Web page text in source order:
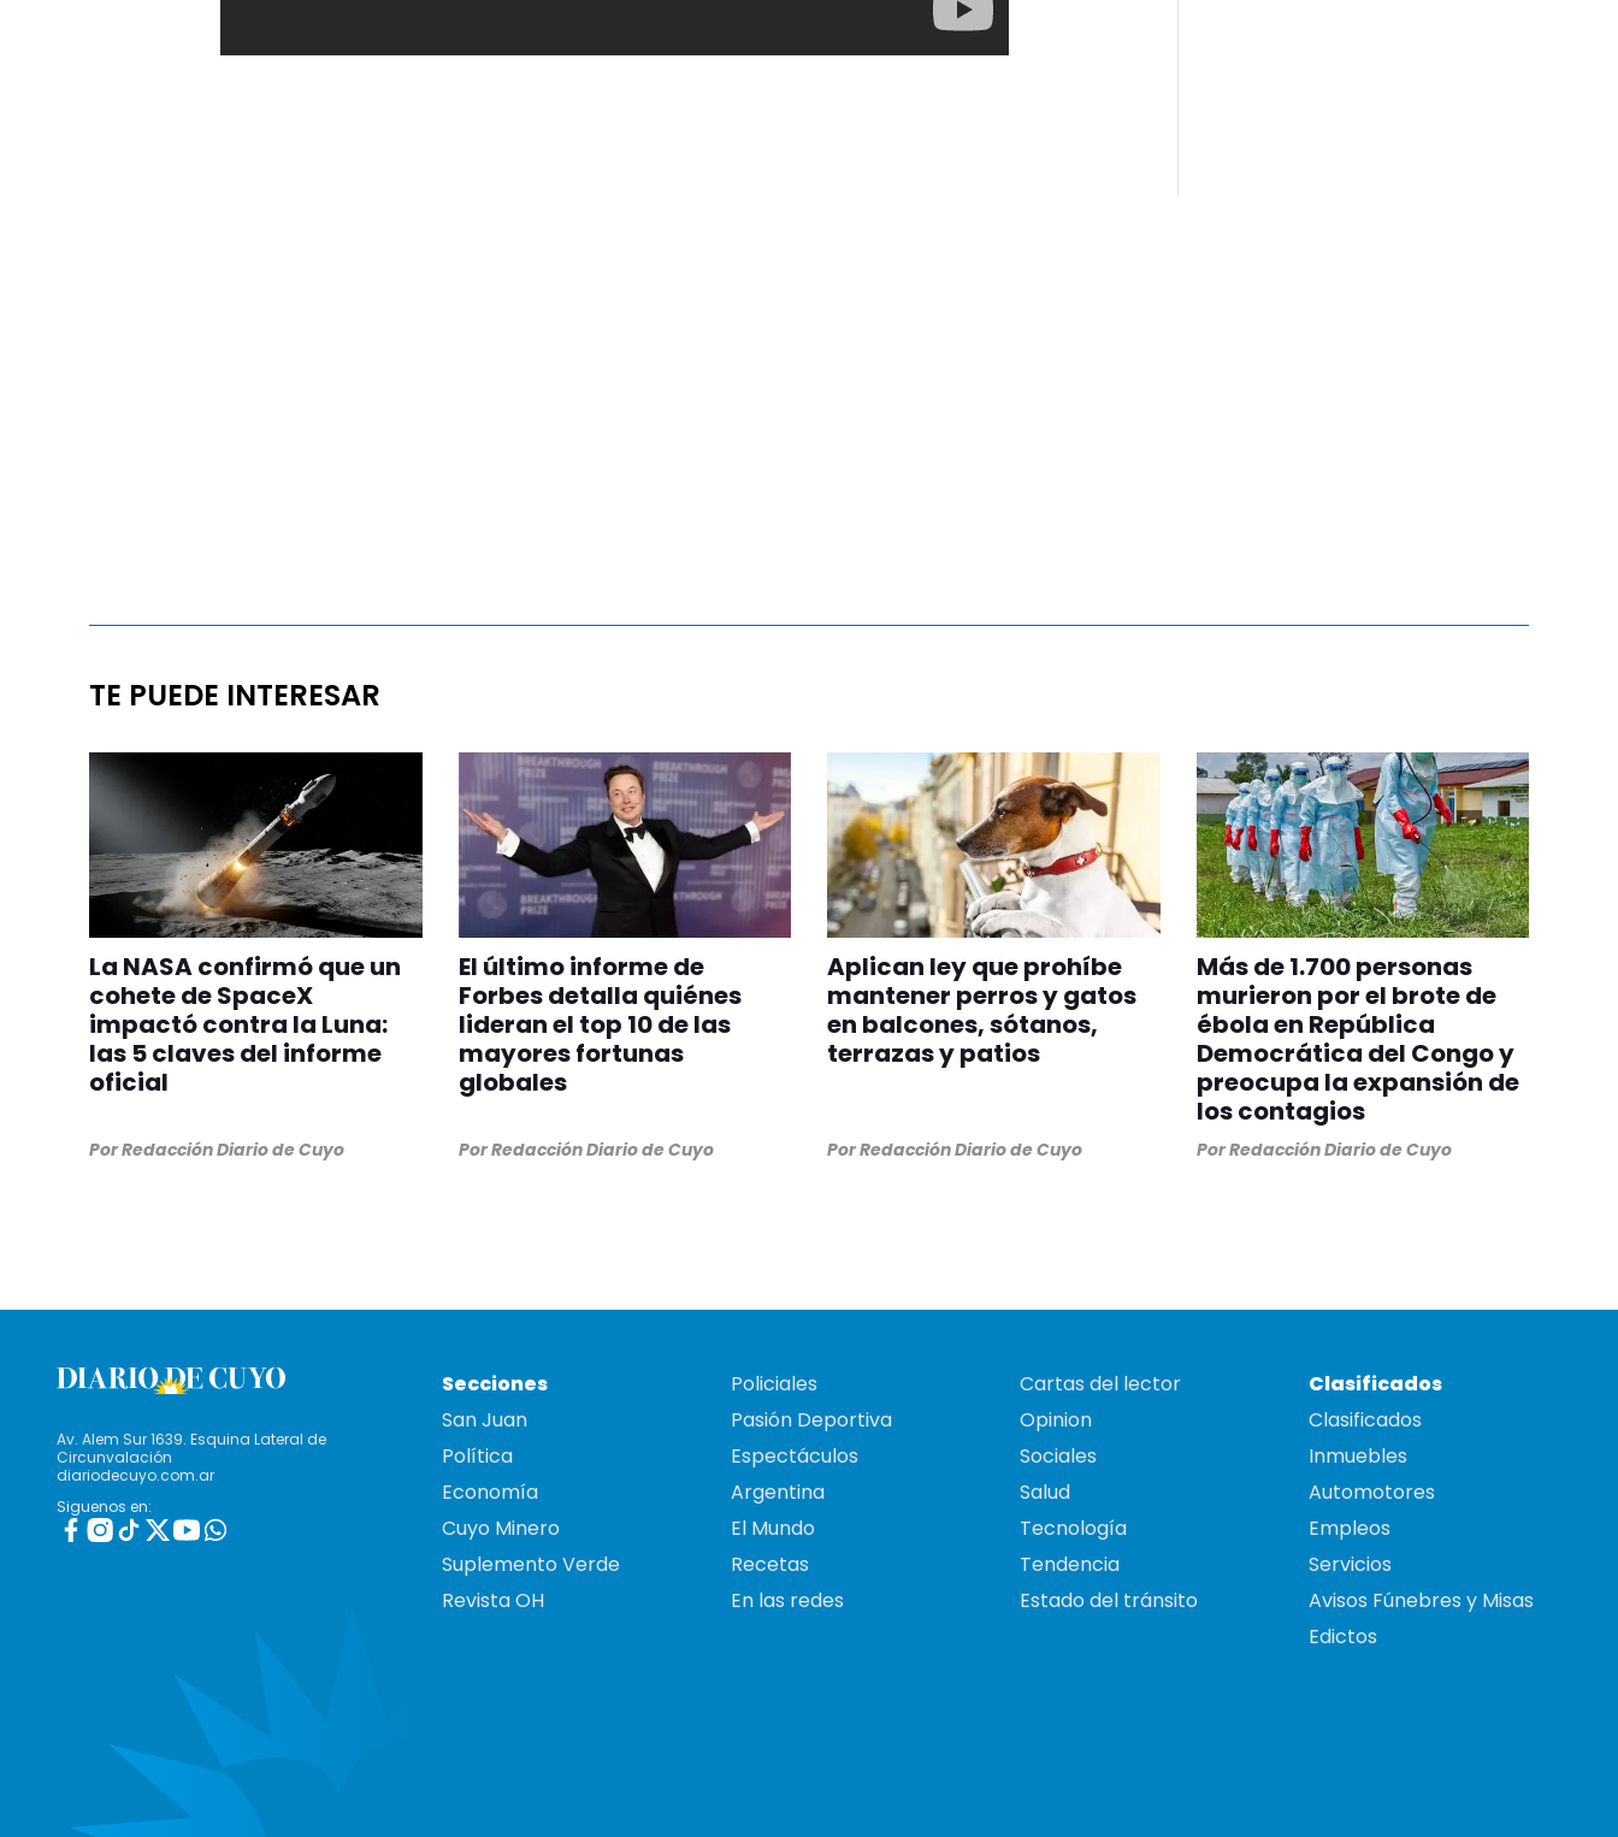
TE PUEDE INTERESAR
La NASA confirmó que un
cohete de SpaceX
impactó contra la Luna:
las 5 claves del informe
oficial
PorRedacción Diario de Cuyo
El último informe de
Forbes detalla quiénes
lideran el top 10 de las
mayores fortunas
globales
PorRedacción Diario de Cuyo
Aplican ley que prohíbe
mantener perros y gatos
en balcones, sótanos,
terrazas y patios
PorRedacción Diario de Cuyo
Más de 1.700 personas
murieron por el brote de
ébola en República
Democrática del Congo y
preocupa la expansión de
los contagios
PorRedacción Diario de Cuyo
Av. Alem Sur 1639. Esquina Lateral de
Circunvalación
diariodecuyo.com.ar
Siguenos en:
Secciones
San Juan
Política
Economía
Cuyo Minero
Suplemento Verde
Revista OH
Policiales
Pasión Deportiva
Espectáculos
Argentina
El Mundo
Recetas
En las redes
Cartas del lector
Opinion
Sociales
Salud
Tecnología
Tendencia
Estado del tránsito
Clasificados
Clasificados
Inmuebles
Automotores
Empleos
Servicios
Avisos Fúnebres y Misas
Edictos